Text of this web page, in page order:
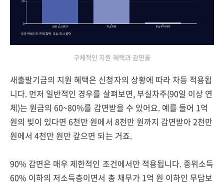
구체적인 지원 혜택과 감면율
새출발기금의 지원 혜택은 신청자의 상황에 따라 차등 적용됩
니다. 먼저 일반적인 경우를 살펴보면, 부실차주(90일 이상 연
체)는 원금의 60~80%를 감면받을 수 있어요. 예를 들어 1억
원의 빚이 있다면 6천만 원에서 8천만 원까지 감면받아 2천만
원에서 4천만 원만 갚으면 되는 거죠.
90% 감면은 매우 제한적인 조건에서만 적용됩니다. 중위소득
60% 이하의 저소득층이면서 총 채무가 1억 원 이하인 무담보